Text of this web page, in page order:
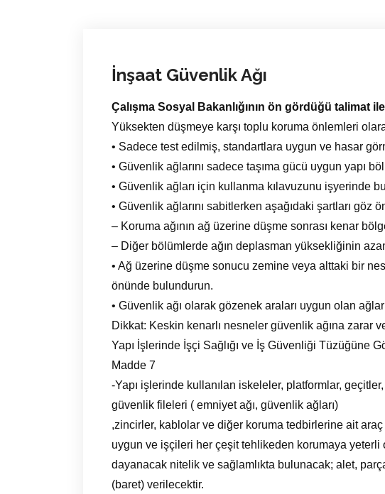
İnşaat Güvenlik Ağı
Çalışma Sosyal Bakanlığının ön gördüğü talimat
Yüksekten düşmeye karşı toplu koruma önlemleri
• Sadece test edilmiş, standartlara uygun ve hasar
• Güvenlik ağlarını sadece taşıma gücü uygun yapı
• Güvenlik ağları için kullanma kılavuzunu işyerinde
• Güvenlik ağlarını sabitlerken aşağıdaki şartları göz
– Koruma ağının ağ üzerine düşme sonrası kenar
– Diğer bölümlerde ağın deplasman yüksekliğinin
• Ağ üzerine düşme sonucu zemine veya alttaki bir
önünde bulundurun.
• Güvenlik ağı olarak gözenek araları uygun olan
Dikkat: Keskin kenarlı nesneler güvenlik ağına zarar
Yapı İşlerinde İşçi Sağlığı ve İş Güvenliği Tüzüğüne
Madde 7
-Yapı işlerinde kullanılan iskeleler, platformlar,
güvenlik fileleri ( emniyet ağı, güvenlik ağları)
,zincirler, kablolar ve diğer koruma tedbirlerine ait
uygun ve işçileri her çeşit tehlikeden korumaya
dayanacak nitelik ve sağlamlıkta bulunacak; alet,
(baret) verilecektir.